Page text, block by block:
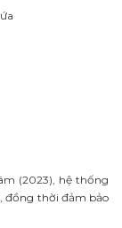
(2023), hệ thống
đồng thời đảm bảo